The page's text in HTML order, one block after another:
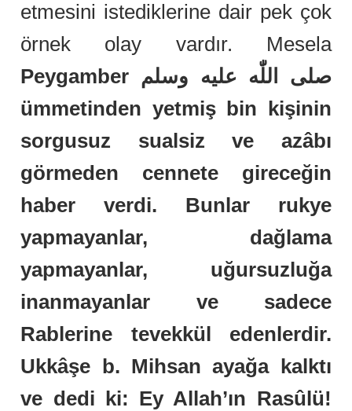
etmesini istediklerine dair pek çok
örnek olay vardır. Mesela
Peygamber صلى اللّٰه عليه وسلم
ümmetinden yetmiş bin kişinin
sorgusuz sualsiz ve azâbı
görmeden cennete gireceğin
haber verdi. Bunlar rukye
yapmayanlar, dağlama
yapmayanlar, uğursuzluğa
inanmayanlar ve sadece
Rablerine tevekkül edenlerdir.
Ukkâşe b. Mihsan ayağa kalktı
ve dedi ki: Ey Allah’ın Rasûlü!